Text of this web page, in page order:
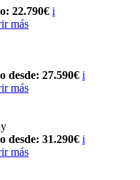
22.790€ i
más
desde: 27.590€ i
más
desde: 31.290€ i
más